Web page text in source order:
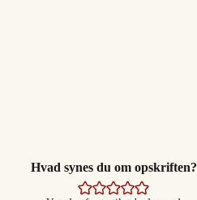
Hvad synes du om opskriften?